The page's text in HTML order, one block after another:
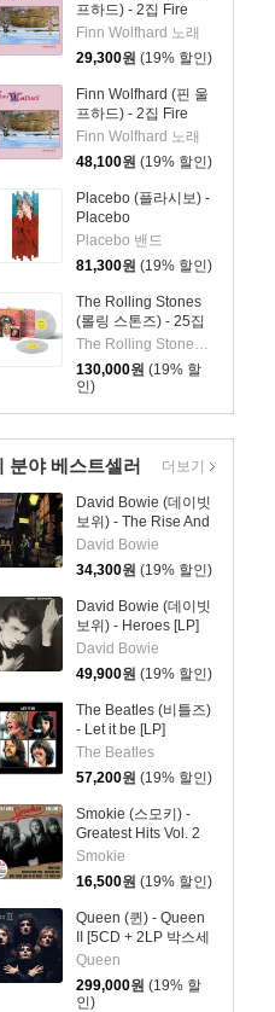
프하드) - 2집 Fire
From The Hip
Finn Wolfhard 노래
29,300원 (19% 할인)
Finn Wolfhard (핀 울
프하드) - 2집 Fire
From The Hip [LP]
Finn Wolfhard 노래
48,100원 (19% 할인)
Placebo (플라시보) -
Placebo
RE:CREATED [7인치
Vinyl + 2LP]
Placebo 밴드
81,300원 (19% 할인)
The Rolling Stones
(롤링 스톤즈) - 25집
Foreign Tongues [클
리어 컬러 2LP]
The Rolling Stones 밴드
130,000원 (19% 할
인)
분야 베스트셀러
David Bowie (데이빗
보위) - The Rise And
Fall Of Ziggy
Stardust And The
Spiders From Mars
[LP]
David Bowie
34,300원 (19% 할인)
David Bowie (데이빗
보위) - Heroes [LP]
David Bowie
49,900원 (19% 할인)
The Beatles (비틀즈)
- Let it be [LP]
The Beatles
57,200원 (19% 할인)
Smokie (스모키) -
Greatest Hits Vol. 2
"Gold" (그레이티스트
히츠 2집 '골드') [New
Extended Version]
Smokie
16,500원 (19% 할인)
Queen (퀸) - Queen
II [5CD + 2LP 박스세
트]
Queen
299,000원 (19% 할
인)
더보기